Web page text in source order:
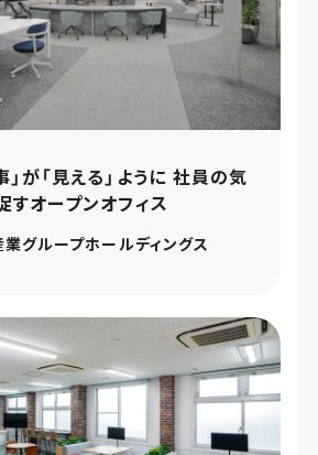
」が「見える」ように 社員の気
すオープンオフィス
グループホールディングス